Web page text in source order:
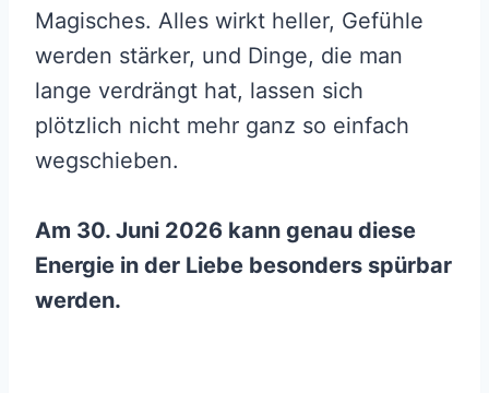
Magisches. Alles wirkt heller, Gefühle
werden stärker, und Dinge, die man
lange verdrängt hat, lassen sich
plötzlich nicht mehr ganz so einfach
wegschieben.
Am 30. Juni 2026 kann genau diese
Energie in der Liebe besonders spürbar
werden.